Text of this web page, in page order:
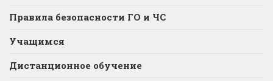
Правила безопасности ГО и ЧС
Учащимся
Дистанционное обучение